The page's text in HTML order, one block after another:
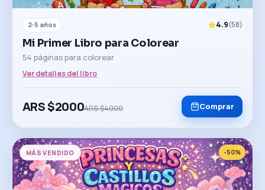
2-5 años 4.9(58)
Mi Primer Libro para Colorear
54 páginas para colorear
Ver detalles del libro
ARS $2000ARS $4000 Comprar
MÁS VENDIDO -50%